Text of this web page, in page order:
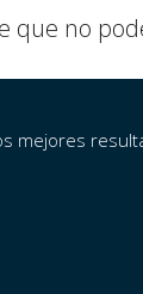
que no
mejores